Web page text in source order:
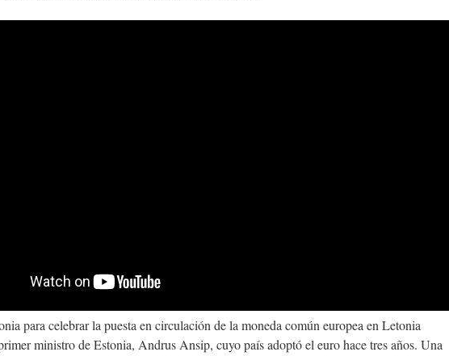
para celebrar la puesta en circulación de la moneda común europea en Letonia
ministro de Estonia, Andrus Ansip, cuyo país adoptó el euro hace tres años. Una